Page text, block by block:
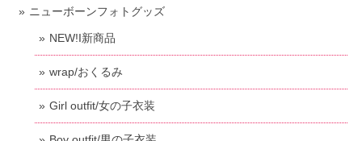
ニューボーンフォトグッズ
NEW!I新商品
wrap/おくるみ
Girl outfit/女の子衣装